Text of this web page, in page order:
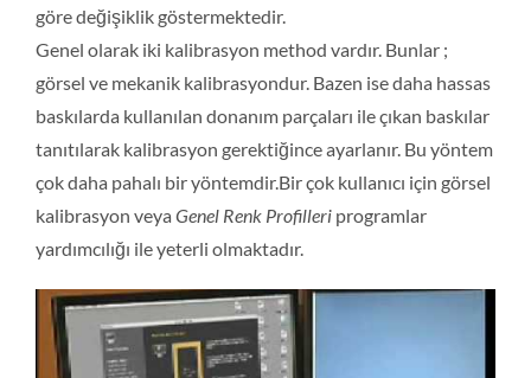
göre değişiklik göstermektedir.
Genel olarak iki kalibrasyon method vardır. Bunlar ;
görsel ve mekanik kalibrasyondur. Bazen ise daha hassas
baskılarda kullanılan donanım parçaları ile çıkan baskılar
tanıtılarak kalibrasyon gerektiğince ayarlanır. Bu yöntem
çok daha pahalı bir yöntemdir.Bir çok kullanıcı için görsel
kalibrasyon veya Genel Renk Profilleri programlar
yardımcılığı ile yeterli olmaktadır.